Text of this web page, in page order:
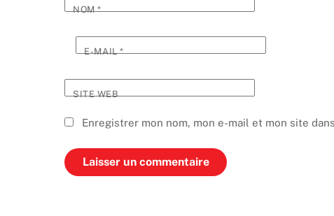
NOM*
E-MAIL*
SITE WEB
Enregistrer mon nom, mon e-mail et mon site